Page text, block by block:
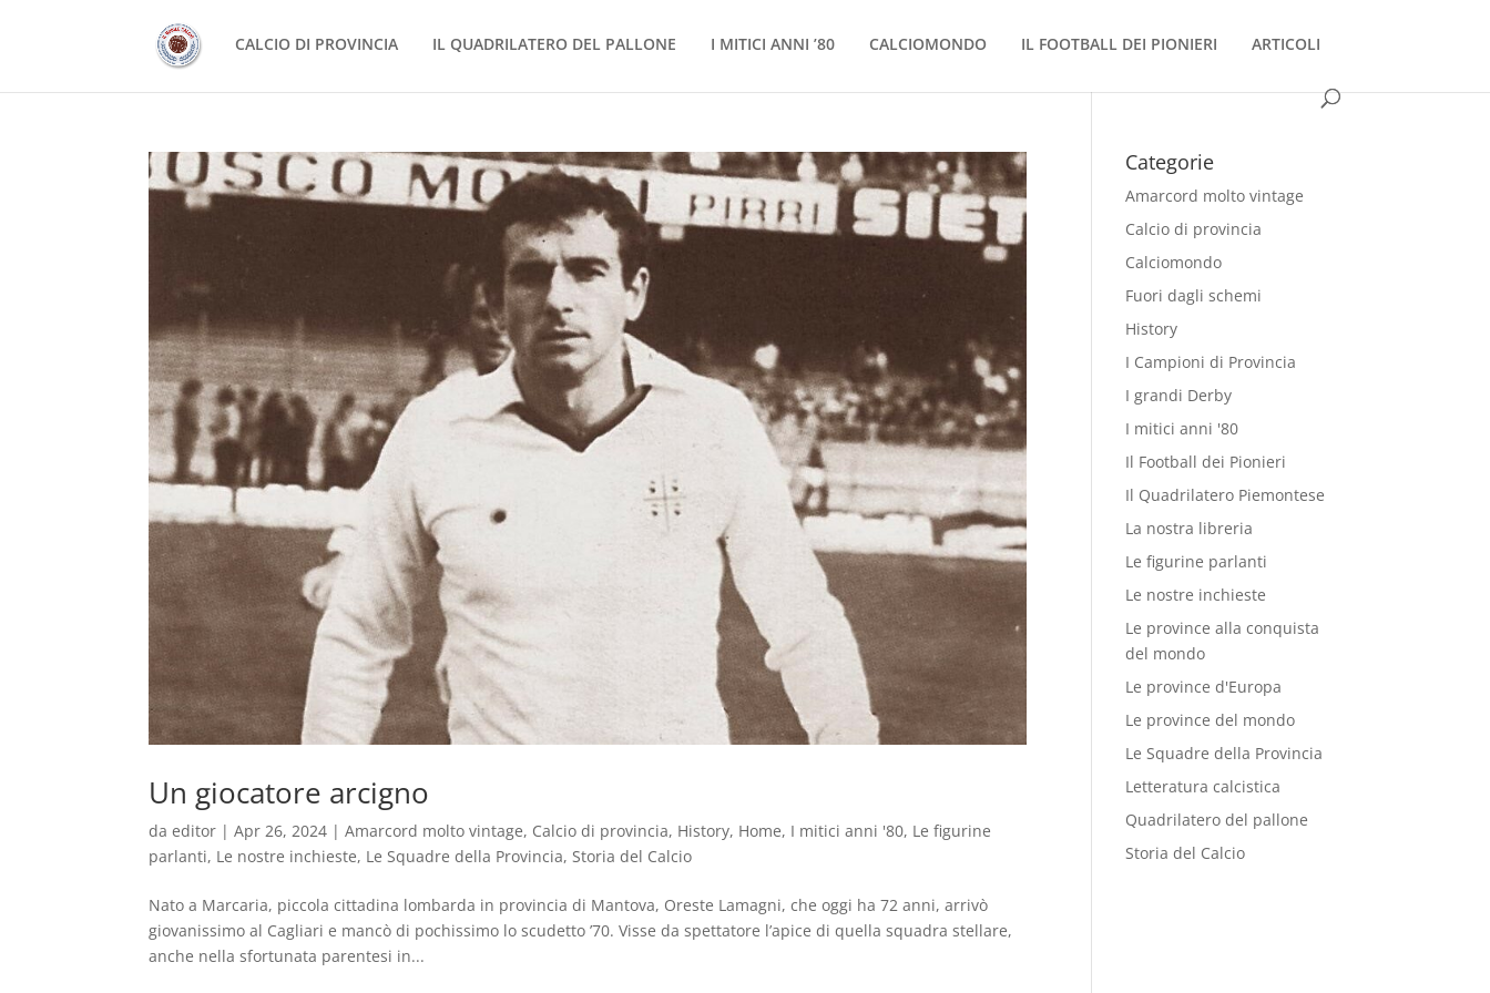
CALCIO DI PROVINCIA IL QUADRILATERO DEL PALLONE I MITICI ANNI ’80 CALCIOMONDO IL FOOTBALL DEI PIONIERI ARTICOLI
Un giocatore arcigno
daeditor |Apr 26, 2024 |Amarcord molto vintage, Calcio di provincia, History, Home, I mitici anni '80, Le figurine
parlanti, Le nostre inchieste, Le Squadre della Provincia,Storia del Calcio
Nato a Marcaria, piccola cittadina lombarda in provincia di Mantova, Oreste Lamagni, che oggi ha 72 anni, arrivò
giovanissimo al Cagliari e mancò di pochissimo lo scudetto ’70. Visse da spettatore l’apice di quella squadra stellare,
anche nella sfortunata parentesi in...
Categorie
Amarcord molto vintage
Calcio di provincia
Calciomondo
Fuori dagli schemi
History
I Campioni di Provincia
I grandi Derby
I mitici anni '80
Il Football dei Pionieri
Il Quadrilatero Piemontese
La nostra libreria
Le figurine parlanti
Le nostre inchieste
Le province alla conquista
del mondo
Le province d'Europa
Le province del mondo
Le Squadre della Provincia
Letteratura calcistica
Quadrilatero del pallone
Storia del Calcio